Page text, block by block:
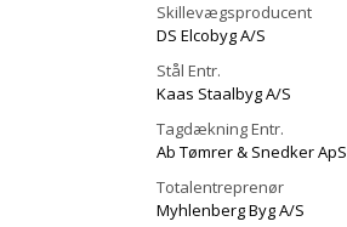
Skillevægsproducent
DS Elcobyg A/S
Stål Entr.
Kaas Staalbyg A/S
Tagdækning Entr.
Ab Tømrer & Snedker ApS
Totalentreprenør
Myhlenberg Byg A/S